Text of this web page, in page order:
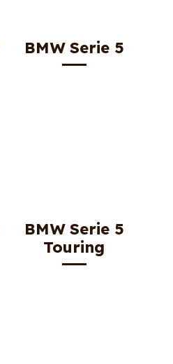
BMW Serie 5
BMW Serie 5
Touring